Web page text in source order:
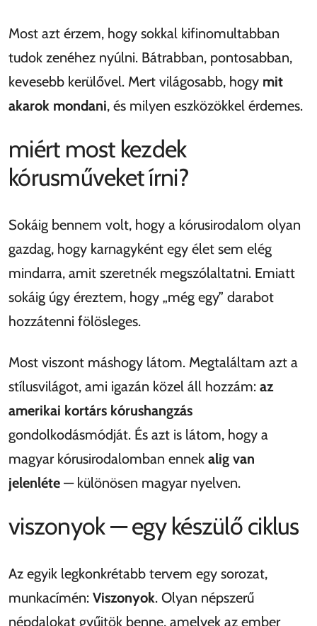
Most azt érzem, hogy sokkal kifinomultabban
tudok zenéhez nyúlni. Bátrabban, pontosabban,
kevesebb kerülővel. Mert világosabb, hogy mit
akarok mondani, és milyen eszközökkel érdemes.
miért most kezdek
kórusműveket írni?
Sokáig bennem volt, hogy a kórusirodalom olyan
gazdag, hogy karnagyként egy élet sem elég
mindarra, amit szeretnék megszólaltatni. Emiatt
sokáig úgy éreztem, hogy „még egy” darabot
hozzátenni fölösleges.
Most viszont máshogy látom. Megtaláltam azt a
stílusvilágot, ami igazán közel áll hozzám: az
amerikai kortárs kórushangzás
gondolkodásmódját. És azt is látom, hogy a
magyar kórusirodalomban ennek alig van
jelenléte — különösen magyar nyelven.
viszonyok — egy készülő ciklus
Az egyik legkonkrétabb tervem egy sorozat,
munkacímén: Viszonyok. Olyan népszerű
népdalokat gyűjtök benne, amelyek az ember